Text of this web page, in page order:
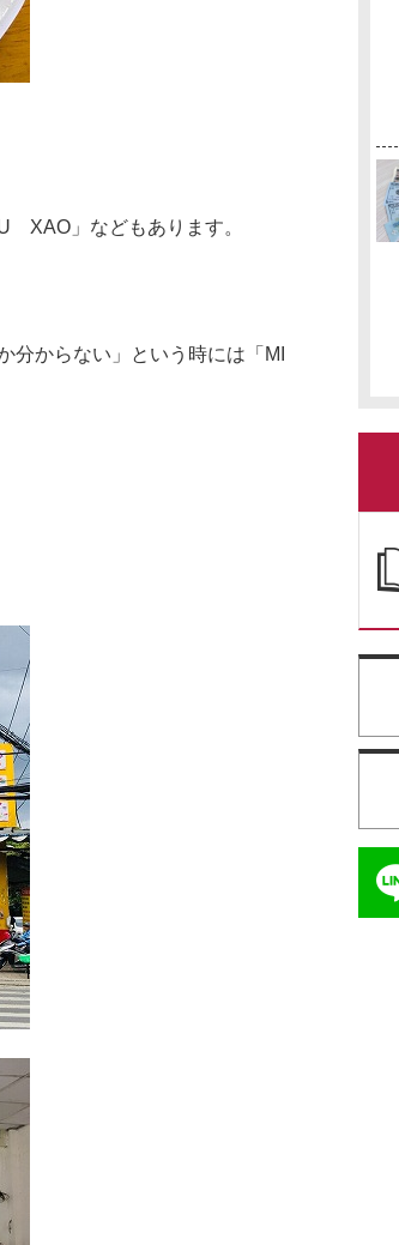
XAO」などもあります。
からない」という時には「MI